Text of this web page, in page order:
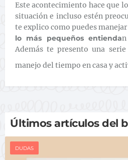
Este acontecimiento hace que
situación e incluso estén
te explico como puedes
lo más pequeños entienda
Además te presento una
manejo del tiempo en casa y
Últimos artículos del
DUDAS